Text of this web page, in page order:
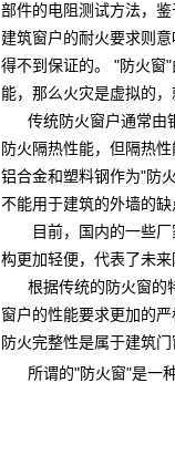
部件的电阻测试方法，
建筑窗户的耐火要求则
得不到保证的。 "防火窗
能，那么火灾是虚拟的，
传统防火窗户通常由
防火隔热性能，但隔热
铝合金和塑料钢作为"防
不能用于建筑的外墙的缺
目前，国内的一些
构更加轻便，代表了未来
根据传统的防火窗的
窗户的性能要求更加的
防火完整性是属于建筑门
所谓的"防火窗"是一